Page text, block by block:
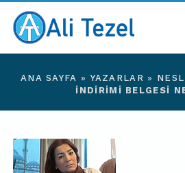
ANA SAYFA »YAZARLAR »
İNDIRIMI BELGESI